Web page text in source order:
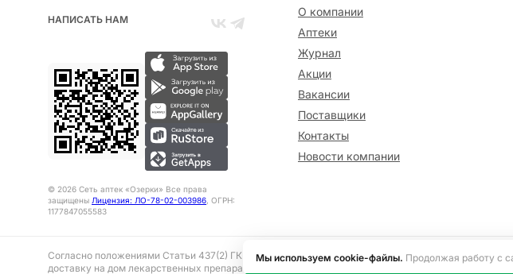
НАПИСАТЬ НАМ
© 2026 Сеть аптек «Озерки» Все права
защищены Лицензия: ЛО-78-02-003986, ОГРН:
1177847055583
О компании
Аптеки
Журнал
Акции
Вакансии
Поставщики
Контакты
Новости компании
Согласно положениями Статьи 437(2) ГК РФ представленная на сайте информация носит
доставку на дом лекарственных препаратов, отпускаемым без рецепта, согласно Указу
Мы используем cookie-файлы. Продолжая работу с